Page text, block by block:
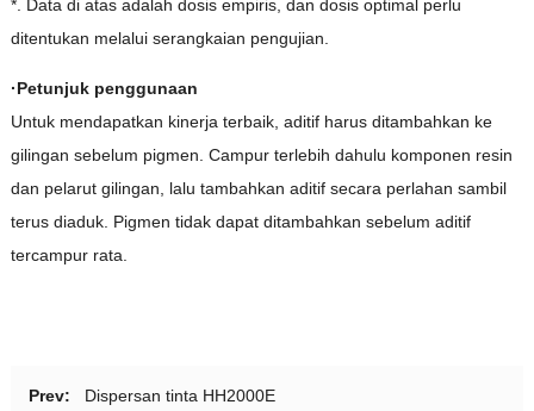
*. Data di atas adalah dosis empiris, dan dosis optimal perlu
ditentukan melalui serangkaian pengujian.
·Petunjuk penggunaan
Untuk mendapatkan kinerja terbaik, aditif harus ditambahkan ke
gilingan sebelum pigmen. Campur terlebih dahulu komponen resin
dan pelarut gilingan, lalu tambahkan aditif secara perlahan sambil
terus diaduk. Pigmen tidak dapat ditambahkan sebelum aditif
tercampur rata.
Prev:
Dispersan tinta HH2000E